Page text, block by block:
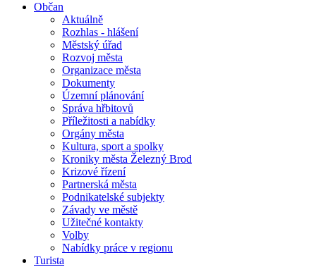
Občan
Aktuálně
Rozhlas - hlášení
Městský úřad
Rozvoj města
Organizace města
Dokumenty
Územní plánování
Správa hřbitovů
Příležitosti a nabídky
Orgány města
Kultura, sport a spolky
Kroniky města Železný Brod
Krizové řízení
Partnerská města
Podnikatelské subjekty
Závady ve městě
Užitečné kontakty
Volby
Nabídky práce v regionu
Turista